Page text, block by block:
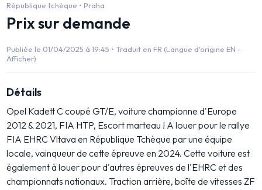
République tchèque • Praha
Prix sur demande
Publiée le 01/04/2025 à 19:45 •Traduit en FR (Langue d'origine EN -
Afficher)
Détails
Opel Kadett C coupé GT/E, voiture championne d'Europe
2012 & 2021, FIA HTP, Escort marteau ! A louer pour le rallye
FIA EHRC Vltava en République Tchèque par une équipe
locale, vainqueur de cette épreuve en 2024. Cette voiture est
également à louer pour d'autres épreuves de l'EHRC et des
championnats nationaux. Traction arrière, boîte de vitesses ZF